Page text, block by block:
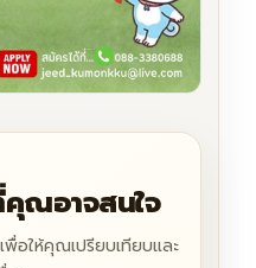
ณอาจสนใจ
อให้คุณเปรียบเทียบและ